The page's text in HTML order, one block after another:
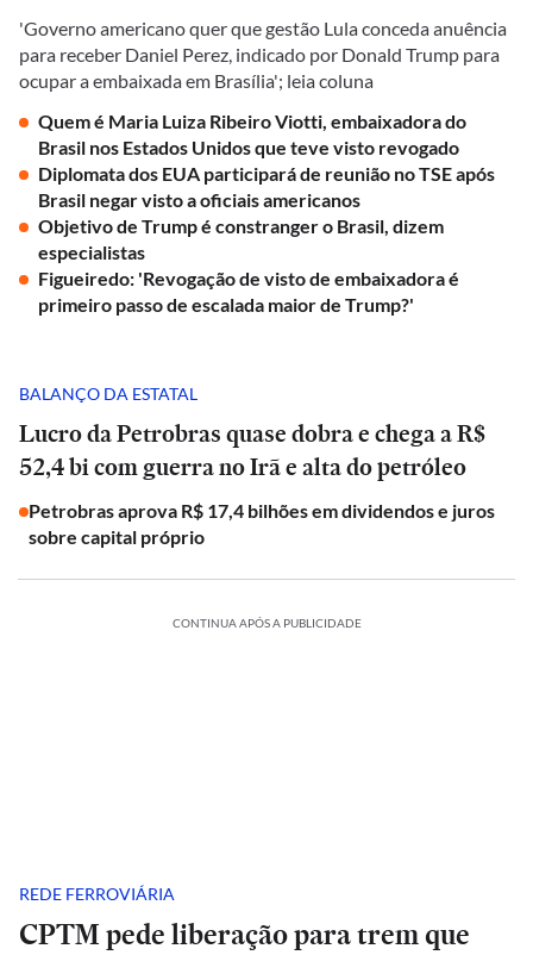
'Governo americano quer que gestão Lula conceda anuência
para receber Daniel Perez, indicado por Donald Trump para
ocupar a embaixada em Brasília'; leia coluna
Quem é Maria Luiza Ribeiro Viotti, embaixadora do
Brasil nos Estados Unidos que teve visto revogado
Diplomata dos EUA participará de reunião no TSE após
Brasil negar visto a oficiais americanos
Objetivo de Trump é constranger o Brasil, dizem
especialistas
Figueiredo: 'Revogação de visto de embaixadora é
primeiro passo de escalada maior de Trump?'
BALANÇO DA ESTATAL
Lucro da Petrobras quase dobra e chega a R$
52,4 bi com guerra no Irã e alta do petróleo
Petrobras aprova R$ 17,4 bilhões em dividendos e juros
sobre capital próprio
CONTINUA APÓS A PUBLICIDADE
REDE FERROVIÁRIA
CPTM pede liberação para trem que